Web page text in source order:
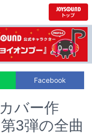
Facebook
バー作
3弾の全曲